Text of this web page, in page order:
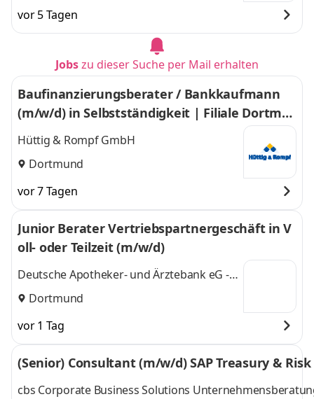
vor 5 Tagen
Jobszu dieser Suche per Mail erhalten
Baufinanzierungsberater / Bankkaufmann
(m/w/d) in Selbstständigkeit | Filiale Dortmu
nd
Hüttig & Rompf GmbH
Dortmund
vor 7 Tagen
Junior Berater Vertriebspartnergeschäft in V
oll- oder Teilzeit (m/w/d)
Deutsche Apotheker- und Ärztebank eG -
apoBank
Dortmund
vor 1 Tag
(Senior) Consultant (m/w/d) SAP Treasury &
cbs Corporate Business Solutions